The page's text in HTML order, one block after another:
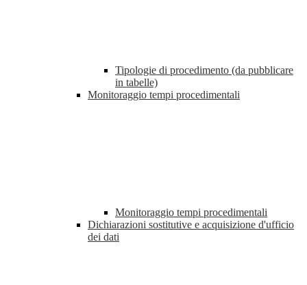
Tipologie di procedimento (da pubblicare
in tabelle)
Monitoraggio tempi procedimentali
Monitoraggio tempi procedimentali
Dichiarazioni sostitutive e acquisizione d'ufficio
dei dati